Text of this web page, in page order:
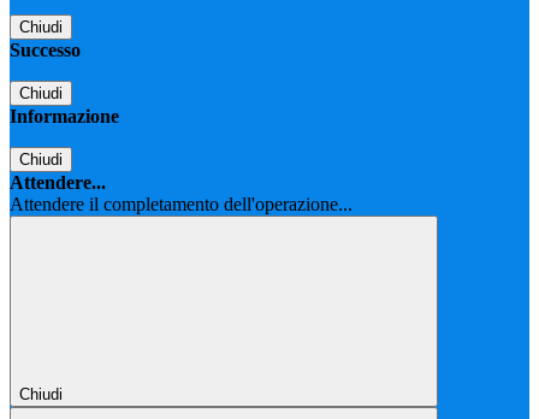
Chiudi
Successo
Chiudi
Informazione
Chiudi
Attendere...
Attendere il completamento dell'operazione...
Chiudi